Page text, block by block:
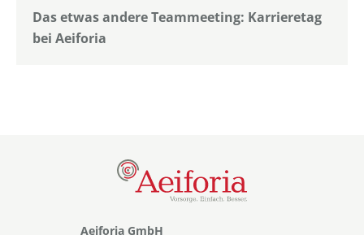
Das etwas andere Teammeeting: Karrieretag
bei Aeiforia
Aeiforia GmbH